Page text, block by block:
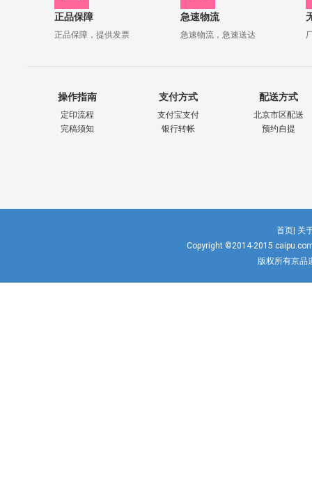
正品保障
正品保障，提供发票
急速物流
急速物流，急速送达
操作指南
定印流程
完稿须知
支付方式
支付宝支付
银行转帐
配送方式
北京市区配送
预约自提
首页| 关
Copyright ©2014-2015
版权所有京品